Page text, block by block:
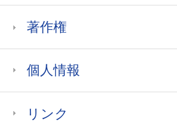
著作権
個人情報
リンク